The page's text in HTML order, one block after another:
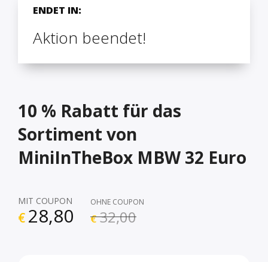
ENDET IN:
Aktion beendet!
10 % Rabatt für das
Sortiment von
MiniInTheBox MBW 32 Euro
MIT COUPON
€ 28,80
OHNE COUPON
€ 32,00